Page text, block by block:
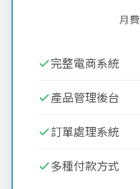
月費
完整電商系統
產品管理後台
訂單處理系統
多種付款方式